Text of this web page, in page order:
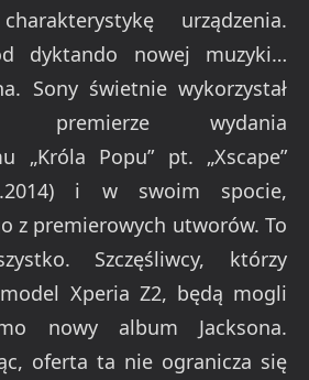
urządzenia.
dyktando nowej muzyki…
Sony świetnie wykorzystał
premierze wydania
„Króla Popu” pt. „Xscape”
i w swoim spocie,
z premierowych utworów. To
Szczęśliwcy, którzy
Xperia Z2, będą mogli
nowy album Jacksona.
oferta ta nie ogranicza się